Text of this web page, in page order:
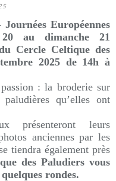
Européennes
au dimanche 21
Cercle Celtique des
2025 de 14h à
: la broderie sur
qu’elles ont
présenteront leurs
anciennes par les
tiendra également près
des Paludiers vous
rondes.